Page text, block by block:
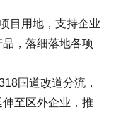
用地，支持企业
，落细落地各项
国道改道分流，
至区外企业，推